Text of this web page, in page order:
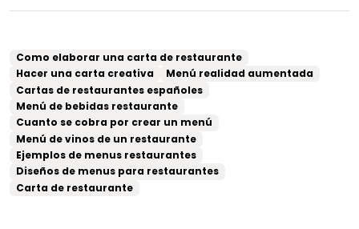
Como elaborar una carta de restaurante
Hacer una carta creativa
Menú realidad aumentada
Cartas de restaurantes españoles
Menú de bebidas restaurante
Cuanto se cobra por crear un menú
Menú de vinos de un restaurante
Ejemplos de menus restaurantes
Diseños de menus para restaurantes
Carta de restaurante